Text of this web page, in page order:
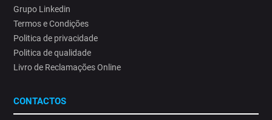
Grupo Linkedin
Termos e Condições
Politica de privacidade
Politica de qualidade
Livro de Reclamações Online
CONTACTOS